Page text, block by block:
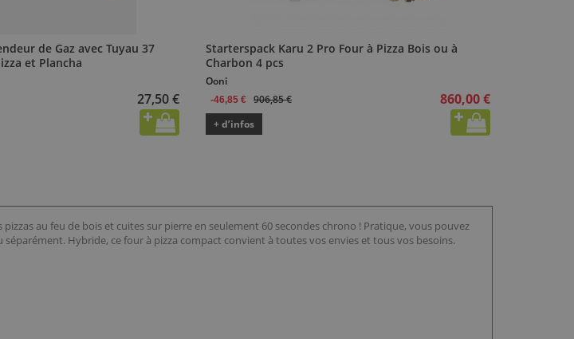
de Gaz avec Tuyau 37
et Plancha
27,50 €
Starterspack Karu 2 Pro Four à Pizza Bois ou à
Charbon 4 pcs
Ooni
-46,85 € 906,85 € 860,00 €
+ d’infos
au feu de bois et cuites sur pierre en seulement 60 secondes chrono ! Pratique, vous pouvez
Hybride, ce four à pizza compact convient à toutes vos envies et tous vos besoins.